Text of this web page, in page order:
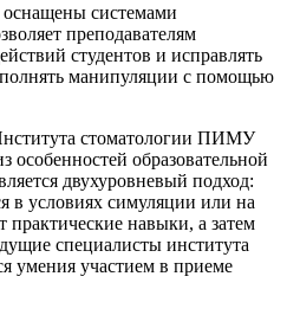
оснащены системами
преподавателям
студентов и исправлять
манипуляции с помощью
стоматологии ПИМУ
особенностей образовательной
двухуровневый подход:
в условиях симуляции или на
практические навыки, а затем
специалисты института
умения участием в приеме